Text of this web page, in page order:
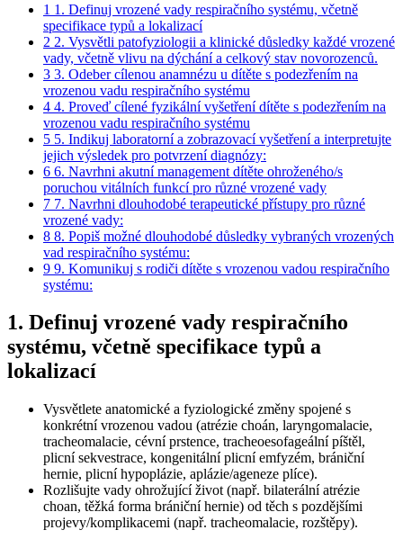
1 1. Definuj vrozené vady respiračního systému, včetně
specifikace typů a lokalizací
2 2. Vysvětli patofyziologii a klinické důsledky každé vrozené
vady, včetně vlivu na dýchání a celkový stav novorozenců.
3 3. Odeber cílenou anamnézu u dítěte s podezřením na
vrozenou vadu respiračního systému
4 4. Proveď cílené fyzikální vyšetření dítěte s podezřením na
vrozenou vadu respiračního systému
5 5. Indikuj laboratorní a zobrazovací vyšetření a interpretujte
jejich výsledek pro potvrzení diagnózy:
6 6. Navrhni akutní management dítěte ohroženého/s
poruchou vitálních funkcí pro různé vrozené vady
7 7. Navrhni dlouhodobé terapeutické přístupy pro různé
vrozené vady:
8 8. Popiš možné dlouhodobé důsledky vybraných vrozených
vad respiračního systému:
9 9. Komunikuj s rodiči dítěte s vrozenou vadou respiračního
systému:
1. Definuj vrozené vady respiračního
systému, včetně specifikace typů a
lokalizací
Vysvětlete anatomické a fyziologické změny spojené s
konkrétní vrozenou vadou (atrézie choán, laryngomalacie,
tracheomalacie, cévní prstence, tracheoesofageální píštěl,
plicní sekvestrace, kongenitální plicní emfyzém, brániční
hernie, plicní hypoplázie, aplázie/ageneze plíce).
Rozlišujte vady ohrožující život (např. bilaterální atrézie
choan, těžká forma brániční hernie) od těch s pozdějšími
projevy/komplikacemi (např. tracheomalacie, rozštěpy).